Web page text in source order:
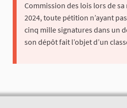
Commission des lois lors de
2024, toute pétition n’ayant
cinq mille signatures dans un
son dépôt fait l’objet d’un